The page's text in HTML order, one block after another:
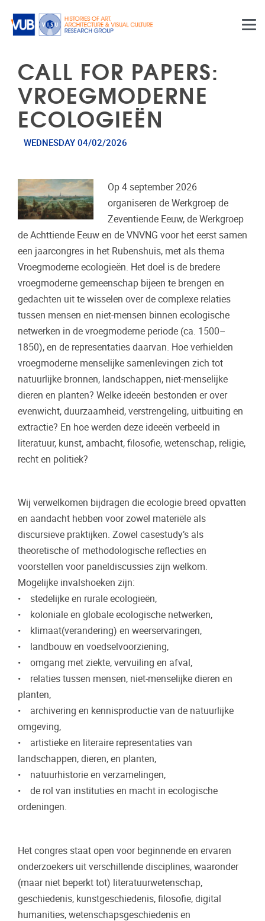
CALL FOR PAPERS:
VROEGMODERNE
ECOLOGIEËN
WEDNESDAY 04/02/2026
Op 4 september 2026
organiseren de Werkgroep de
Zeventiende Eeuw, de Werkgroep
de Achttiende Eeuw en de VNVNG voor het eerst samen
een jaarcongres in het Rubenshuis, met als thema
Vroegmoderne ecologieën. Het doel is de bredere
vroegmoderne gemeenschap bijeen te brengen en
gedachten uit te wisselen over de complexe relaties
tussen mensen en niet-mensen binnen ecologische
netwerken in de vroegmoderne periode (ca. 1500–
1850), en de representaties daarvan. Hoe verhielden
vroegmoderne menselijke samenlevingen zich tot
natuurlijke bronnen, landschappen, niet-menselijke
dieren en planten? Welke ideeën bestonden er over
evenwicht, duurzaamheid, verstrengeling, uitbuiting en
extractie? En hoe werden deze ideeën verbeeld in
literatuur, kunst, ambacht, filosofie, wetenschap, religie,
recht en politiek?
Wij verwelkomen bijdragen die ecologie breed opvatten
en aandacht hebben voor zowel materiële als
discursieve praktijken. Zowel casestudy’s als
theoretische of methodologische reflecties en
voorstellen voor paneldiscussies zijn welkom.
Mogelijke invalshoeken zijn:
• stedelijke en rurale ecologieën,
• koloniale en globale ecologische netwerken,
• klimaat(verandering) en weerservaringen,
• landbouw en voedselvoorziening,
• omgang met ziekte, vervuiling en afval,
• relaties tussen mensen, niet-menselijke dieren en
planten,
• archivering en kennisproductie van de natuurlijke
omgeving,
• artistieke en literaire representaties van
landschappen, dieren, en planten,
• natuurhistorie en verzamelingen,
• de rol van instituties en macht in ecologische
ordeningen.
Het congres staat open voor beginnende en ervaren
onderzoekers uit verschillende disciplines, waaronder
(maar niet beperkt tot) literatuurwetenschap,
geschiedenis, kunstgeschiedenis, filosofie, digital
humanities, wetenschapsgeschiedenis en